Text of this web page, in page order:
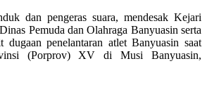
dan pengeras suara, mendesak Kejari
Pemuda dan Olahraga Banyuasin serta
dugaan penelantaran atlet Banyuasin saat
(Porprov) XV di Musi Banyuasin,